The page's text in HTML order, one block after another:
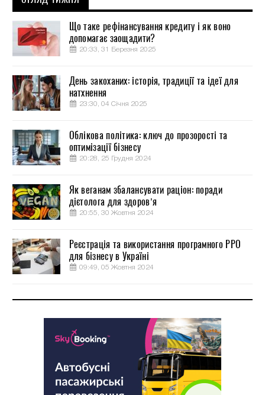
Що таке рефінансування кредиту і як воно
допомагає заощадити?
20:33, 31 Березня 2025
День закоханих: історія, традиції та ідеї для
натхнення
23:30, 04 Січня 2025
Облікова політика: ключ до прозорості та
оптимізації бізнесу
20:28, 25 Грудня 2024
Як веганам збалансувати раціон: поради
дієтолога для здоров’я
20:55, 30 Жовтня 2024
Реєстрація та використання програмного РРО
для бізнесу в Україні
09:49, 05 Жовтня 2024